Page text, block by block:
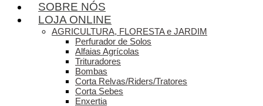
SOBRE NÓS
LOJA ONLINE
AGRICULTURA, FLORESTA e JARDIM
Perfurador de Solos
Alfaias Agrícolas
Trituradores
Bombas
Corta Relvas/Riders/Tratores
Corta Sebes
Enxertia